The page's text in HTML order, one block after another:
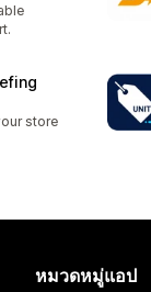
store
หมวดหมู่แอป